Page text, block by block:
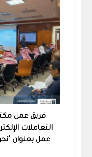
فريق عمل
التعاملات
عمل بعنوان